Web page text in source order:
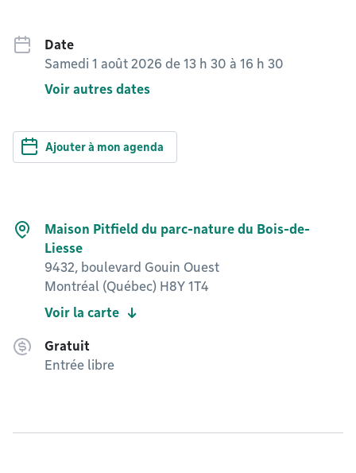
Date
Samedi 1 août 2026 de 13 h 30 à 16 h 30
Voir autres dates
Ajouter à mon agenda
Maison Pitfield du parc-nature du Bois-de-
Liesse
9432, boulevard Gouin Ouest
Montréal (Québec) H8Y 1T4
Voir la carte
Gratuit
Entrée libre